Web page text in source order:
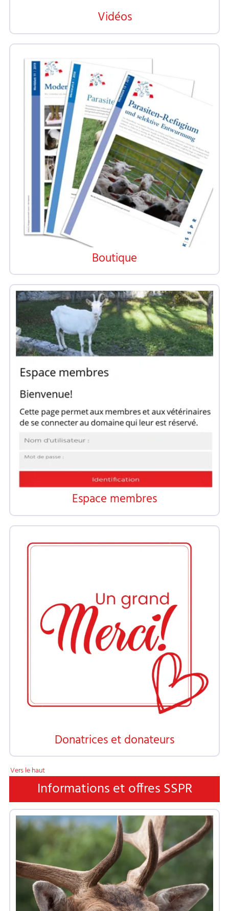
Vidéos
Boutique
Espace membres
Donatrices et donateurs
Vers le haut
Informations et offres SSPR